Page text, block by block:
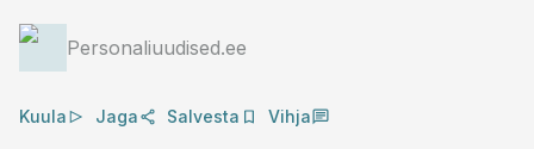
Personaliuudised.ee
Kuula Jaga Salvesta Vihja